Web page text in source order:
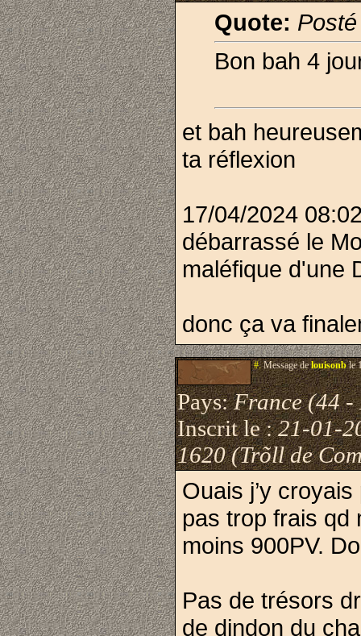
Quote:
Bon bah 4
et bah
ta réflexion
17/04/2024
débarrassé le
maléfique d'une
donc ça va
#.Message delouisonble
Pays:France (44
Inscrit le :21-01-
1620 (Trõll de
Ouais j’y
pas trop frais qd
moins 900PV.
Pas de trésors
de dindon du